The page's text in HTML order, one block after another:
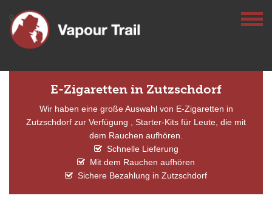
E-Zigaretten in Zutzschdorf
Wir haben eine große Auswahl von E-Zigaretten in
Zutzschdorf zur Verfügung , Starter-Kits für Leute, die mit
dem Rauchen aufhören.
Schnelle Lieferung
Mit dem Rauchen aufhören
Sichere Bezahlung in Zutzschdorf